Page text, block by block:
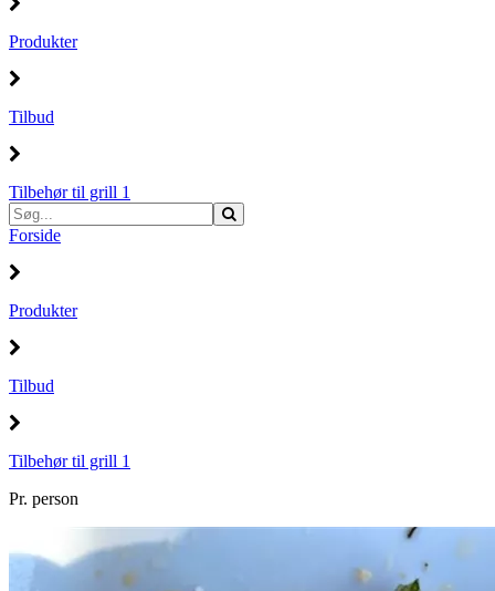
Produkter
Tilbud
Tilbehør til grill 1
Forside
Produkter
Tilbud
Tilbehør til grill 1
Pr. person